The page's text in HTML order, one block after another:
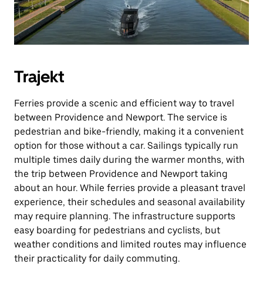
Trajekt
Ferries provide a scenic and efficient way to travel
between Providence and Newport. The service is
pedestrian and bike-friendly, making it a convenient
option for those without a car. Sailings typically run
multiple times daily during the warmer months, with
the trip between Providence and Newport taking
about an hour. While ferries provide a pleasant travel
experience, their schedules and seasonal availability
may require planning. The infrastructure supports
easy boarding for pedestrians and cyclists, but
weather conditions and limited routes may influence
their practicality for daily commuting.